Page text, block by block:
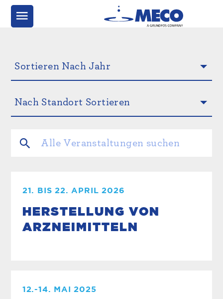
21. BIS 22. APRIL 2026
HERSTELLUNG VON
ARZNEIMITTELN
12.-14. MAI 2025